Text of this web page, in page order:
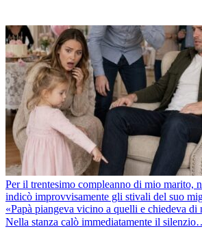
Per il trentesimo compleanno di mio marito,
indicò improvvisamente gli stivali del suo
«Papà piangeva vicino a quelli e chiedeva di
Nella stanza calò immediatamente il